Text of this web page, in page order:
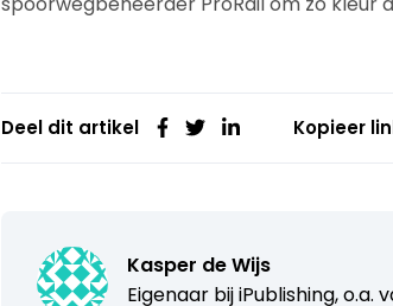
Deel dit artikel Kopieer
Kasper de Wijs
Eigenaar bijiPublishing, o.a.